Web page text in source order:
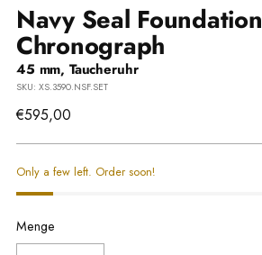
Navy Seal Foundation
Chronograph
45 mm, Taucheruhr
SKU: XS.3590.NSF.SET
Regulärer
€595,00
Only a few left. Order soon!
Menge